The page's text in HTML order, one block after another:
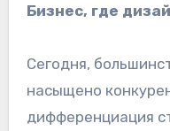
Бизнес, где
Сегодня,
насыщено
дифференциация